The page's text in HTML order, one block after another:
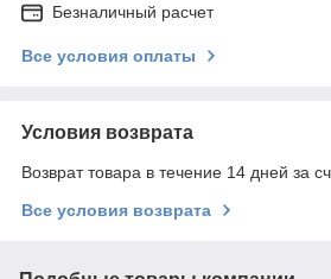
Безналичный расчет
Все условия оплаты
Условия возврата
Возврат товара в течение 14 дней за
Все условия возврата